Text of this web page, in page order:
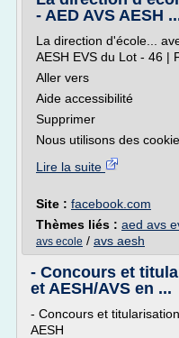
- AED AVS AESH
La direction d'école...
AESH EVS du Lot - 46 |
Aller vers
Aide accessibilité
Supprimer
Nous utilisons des
Lire la suite
Site : facebook.com
Thèmes liés : aed avs
avs ecole / avs aesh
- Concours et
et AESH/AVS en ...
- Concours et
AESH